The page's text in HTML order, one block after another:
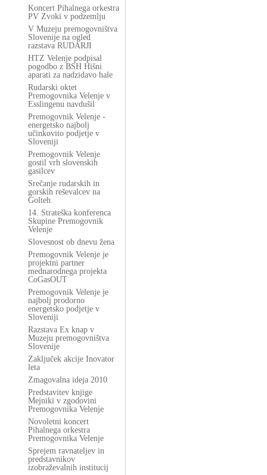
Koncert Pihalnega orkestra
PV Zvoki v podzemlju
V Muzeju premogovništva
Slovenije na ogled
razstava RUDARJI
HTZ Velenje podpisal
pogodbo z BSH Hišni
aparati za nadzidavo hale
Rudarski oktet
Premogovnika Velenje v
Esslingenu navdušil
Premogovnik Velenje -
energetsko najbolj
učinkovito podjetje v
Sloveniji
Premogovnik Velenje
gostil vrh slovenskih
gasilcev
Srečanje rudarskih in
gorskih reševalcev na
Golteh
14. Strateška konferenca
Skupine Premogovnik
Velenje
Slovesnost ob dnevu žena
Premogovnik Velenje je
projektni partner
mednarodnega projekta
CoGasOUT
Premogovnik Velenje je
najbolj prodorno
energetsko podjetje v
Sloveniji
Razstava Ex knap v
Muzeju premogovništva
Slovenije
Zaključek akcije Inovator
leta
Zmagovalna ideja 2010
Predstavitev knjige
Mejniki v zgodovini
Premogovnika Velenje
Novoletni koncert
Pihalnega orkestra
Premogovnika Velenje
Sprejem ravnateljev in
predstavnikov
izobraževalnih institucij